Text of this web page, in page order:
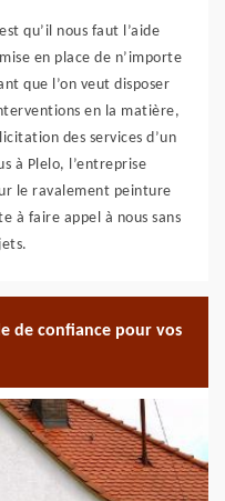
qu’il nous faut l’aide
en place de n’importe
que l’on veut disposer
en la matière,
des services d’un
à Plelo, l’entreprise
le ravalement peinture
à faire appel à nous sans
de confiance pour vos